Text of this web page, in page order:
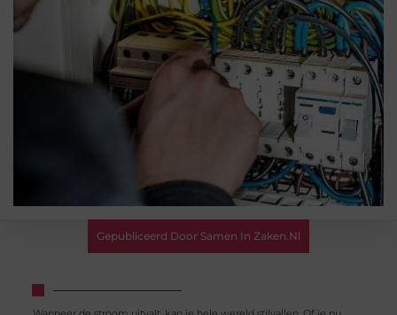
Gepubliceerd Door Samen In Zaken.nl